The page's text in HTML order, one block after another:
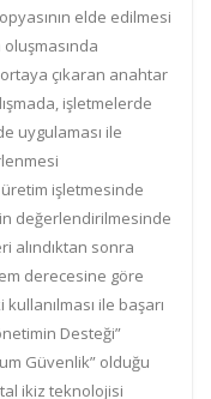
elde edilmesi
çıkaran anahtar
işletmelerde
uygulaması ile
işletmesinde
değerlendirilmesinde
alındıktan sonra
derecesine göre
ile başarı
Desteği”
Güvenlik” olduğu
ikiz teknolojisi